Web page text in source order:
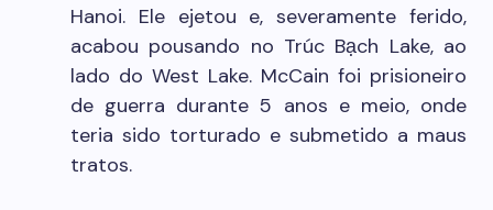
Hanoi. Ele ejetou e, severamente ferido,
acabou pousando no Trúc Bạch Lake, ao
lado do West Lake. McCain foi prisioneiro
de guerra durante 5 anos e meio, onde
teria sido torturado e submetido a maus
tratos.